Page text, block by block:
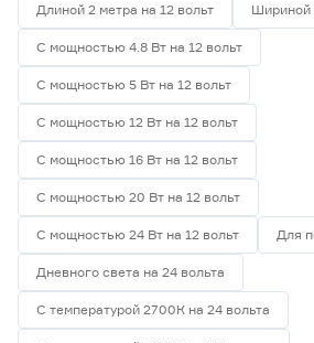
Длиной 2 метра на 12 вольт Шириной
С мощностью 4.8 Вт на 12 вольт
С мощностью 5 Вт на 12 вольт
С мощностью 12 Вт на 12 вольт
С мощностью 16 Вт на 12 вольт
С мощностью 20 Вт на 12 вольт
С мощностью 24 Вт на 12 вольт Для
Дневного света на 24 вольта
С температурой 2700К на 24 вольта